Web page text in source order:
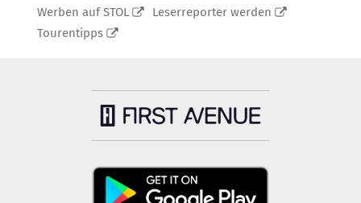
Werben auf STOL
Leserreporter werden
Tourentipps